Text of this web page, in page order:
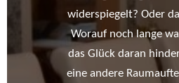
widerspiegelt? Oder
Worauf noch lange
das Glück daran
eine andere